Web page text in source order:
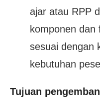
ajar atau RPP
komponen
sesuai dengan
kebutuhan
Tujuan